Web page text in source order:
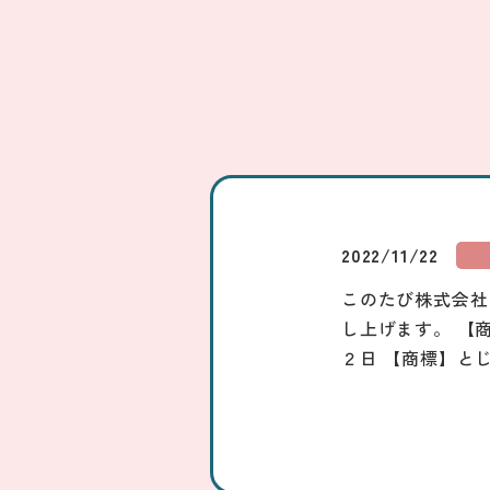
2022/11/22
このたび株式会
し上げます。 【
２日 【商標】と